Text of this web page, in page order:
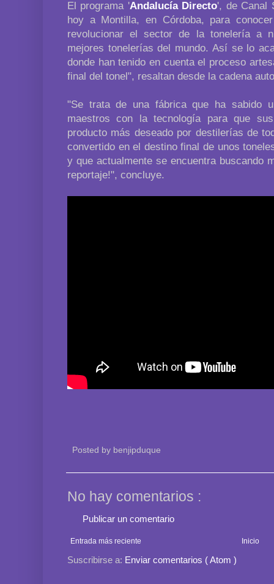
El programa 'Andalucía Directo', de Canal
hoy a Montilla, en Córdoba, para
revolucionar el sector de la tonelería a
mejores tonelerías del mundo. Así se lo
donde han tenido en cuenta el proceso
final del tonel", resaltan desde la cadena
"Se trata de una fábrica que ha sabido
maestros con la tecnología para que
producto más deseado por destilerías de
convertido en el destino final de unos
y que actualmente se encuentra buscando
reportaje!", concluye.
Posted by benjipduque
No hay comentarios :
Publicar un comentario
Entrada más reciente Inicio
Suscribirse a: Enviar comentarios ( Atom )